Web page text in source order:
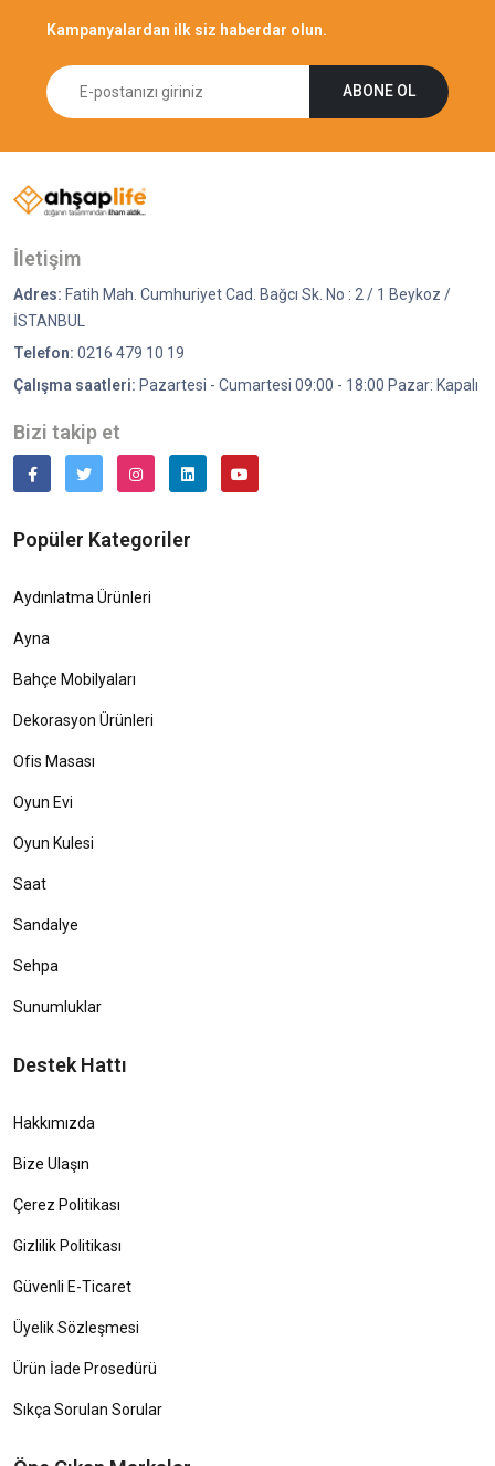
Kampanyalardan ilk siz haberdar olun.
ABONE OL
İletişim
Adres: Fatih Mah. Cumhuriyet Cad. Bağcı Sk. No : 2 / 1 Beykoz /
İSTANBUL
Telefon: 0216 479 10 19
Çalışma saatleri: Pazartesi - Cumartesi 09:00 - 18:00 Pazar: Kapalı
Bizi takip et
Popüler Kategoriler
Aydınlatma Ürünleri
Ayna
Bahçe Mobilyaları
Dekorasyon Ürünleri
Ofis Masası
Oyun Evi
Oyun Kulesi
Saat
Sandalye
Sehpa
Sunumluklar
Destek Hattı
Hakkımızda
Bize Ulaşın
Çerez Politikası
Gizlilik Politikası
Güvenli E-Ticaret
Üyelik Sözleşmesi
Ürün İade Prosedürü
Sıkça Sorulan Sorular